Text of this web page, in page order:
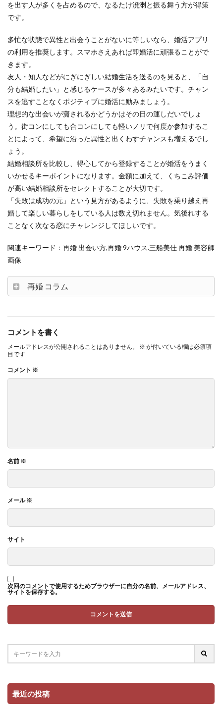
を出す人が多くを占めるので、なるたけ溌溂と振る舞う方が得策
です。
多忙な状態で異性と出会うことがないに等しいなら、婚活アプリ
の利用を推奨します。スマホさえあれば即婚活に頑張ることがで
きます。
友人・知人などがにぎにぎしい結婚生活を送るのを見ると、「自
分も結婚したい」と感じるケースが多々あるみたいです。チャン
スを逃すことなくポジティブに婚活に励みましょう。
理想的な出会いが齎されるかどうかはその日の運しだいでしょ
う。街コンにしても合コンにしても軽いノリで何度か参加するこ
とによって、希望に沿った異性と出くわすチャンスも増えるでし
ょう。
結婚相談所を比較し、得心してから登録することが婚活をうまく
いかせるキーポイントになります。金額に加えて、くちこみ評価
が高い結婚相談所をセレクトすることが大切です。
「失敗は成功の元」という見方があるように、失敗を乗り越え再
婚して楽しい暮らしをしている人は数え切れません。気後れする
ことなく次なる恋にチャレンジしてほしいです。
関連キーワード：再婚 出会い方,再婚 9ハウス.三船美佳 再婚 美容師
画像
再婚 コラム
コメントを書く
メールアドレスが公開されることはありません。 ※ が付いている欄は必須項
目です
コメント ※
名前 ※
メール※
サイト
次回のコメントで使用するためブラウザーに自分の名前、メールアドレス、
サイトを保存する。
最近の投稿